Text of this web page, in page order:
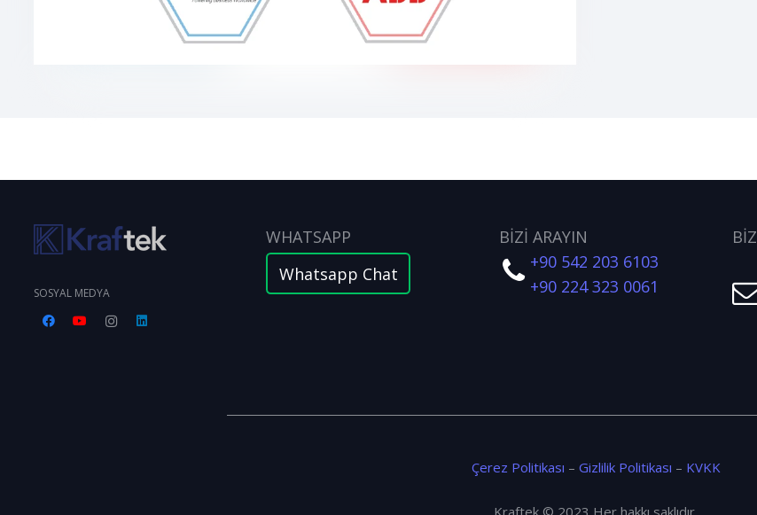
SOSYAL MEDYA
WHATSAPP
Whatsapp Chat
BİZİ ARAYIN
+90 542 203 6103
+90 224 323 0061
Çerez Politikası – Gizlilik Politikası – KVKK